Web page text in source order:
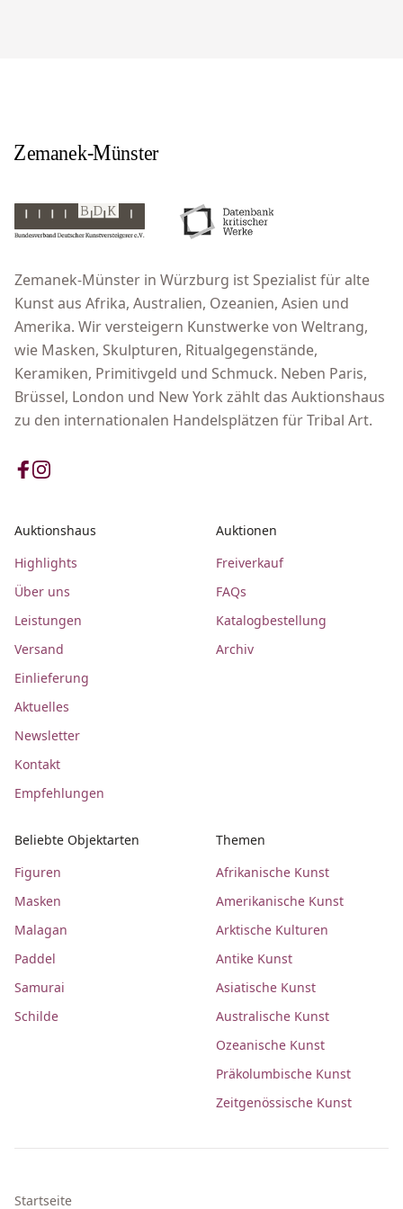
Zemanek-Münster in Würzburg ist Spezialist für alte
Kunst aus Afrika, Australien, Ozeanien, Asien und
Amerika. Wir versteigern Kunstwerke von Weltrang,
wie Masken, Skulpturen, Ritualgegenstände,
Keramiken, Primitivgeld und Schmuck. Neben Paris,
Brüssel, London und New York zählt das Auktionshaus
zu den internationalen Handelsplätzen für Tribal Art.
Auktionshaus
Highlights
Über uns
Leistungen
Versand
Einlieferung
Aktuelles
Newsletter
Kontakt
Empfehlungen
Auktionen
Freiverkauf
FAQs
Katalogbestellung
Archiv
Beliebte Objektarten
Figuren
Masken
Malagan
Paddel
Samurai
Schilde
Themen
Afrikanische Kunst
Amerikanische Kunst
Arktische Kulturen
Antike Kunst
Asiatische Kunst
Australische Kunst
Ozeanische Kunst
Präkolumbische Kunst
Zeitgenössische Kunst
Startseite